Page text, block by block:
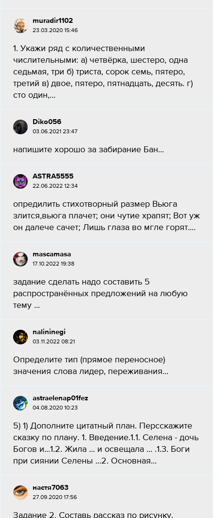
muradir1102
23.03.2020 15:46
1. Укажи ряд с количественными
числительными: а) четвёрка, шестеро, одна
седьмая, три б) триста, сорок семь, пятеро,
третий в) двое, пятеро, пятнадцать, десять. г)
сто один,...
Diko056
03.06.2021 23:47
напишите хорошо за забирание Бан...
ASTRA5555
22.06.2022 12:34
опредилить стихотворный размер Вьюга
злится,вьюга плачет; они чутие храпят; Вот уж
он далече сачет; Лишь глаза во мгле горят....
mascamasa
17.10.2022 19:38
задание сделать надо составить 5
распространённых предложений на любую
тему ​...
nalininegi
03.11.2022 08:21
Определите тип (прямое переносное)
значения слова лидер, переживания​...
astraelenap01fez
04.08.2020 10:23
5) 1) Дополните цитатный план. Персскажите
сказку по плану. 1. Введение.1.1. Селена - дочь
Богов и...1.2. Жила ... и освещала ... .1.3. Боги
при сиянии Селены ...2. Основная...
настя7063
27.09.2020 17:56
Задание 2. Составь рассказ по рисунку.